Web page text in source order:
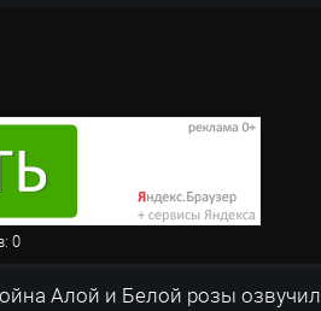
0
Алой и Белой розы озвучил